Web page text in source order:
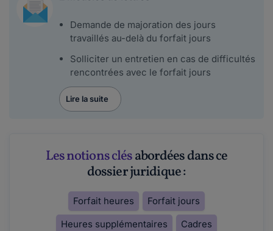
Demande de majoration des jours
travaillés au-delà du forfait jours
Solliciter un entretien en cas de difficultés
rencontrées avec le forfait jours
Lire la suite
Les notions clésabordées dans ce
dossier juridique :
Forfait heures
Forfait jours
Heures supplémentaires
Cadres